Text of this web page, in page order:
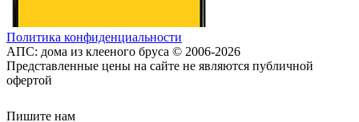
Политика конфиденциальности
АПС: дома из клееного бруса © 2006-2026
Представленные цены на сайте не являются публичной
офертой
Пишите нам